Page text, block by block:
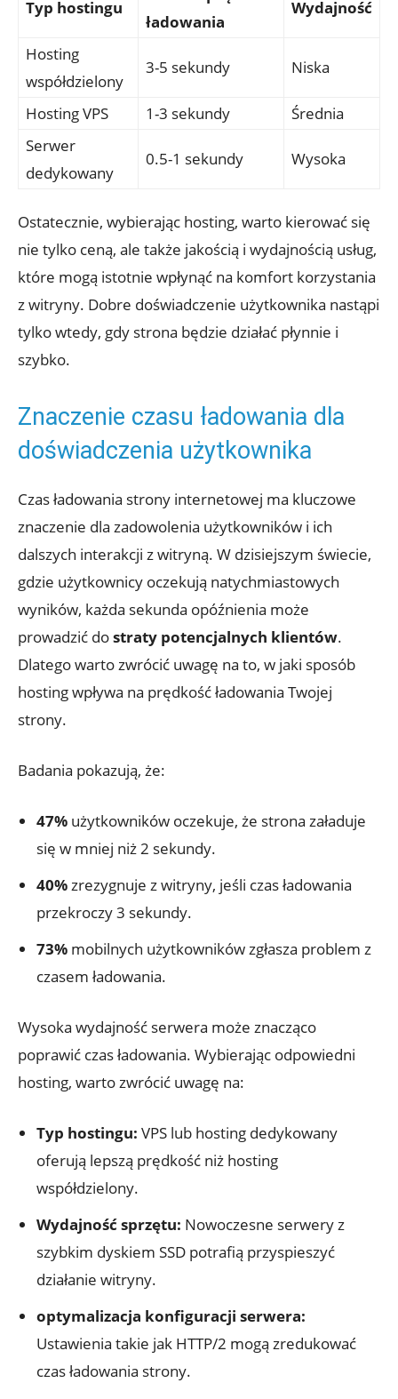
Typ hostingu
ładowania
Wydajność
Hosting
współdzielony
3-5 sekundy Niska
Hosting VPS 1-3 sekundy
Średnia
Serwer
dedykowany
0.5-1 sekundy Wysoka
Ostatecznie, wybierając hosting, warto kierować się
nie tylko ceną, ale także jakością i wydajnością usług,
które mogą istotnie wpłynąć na komfort korzystania
z witryny. Dobre doświadczenie użytkownika nastąpi
tylko wtedy, gdy strona będzie działać płynnie i
szybko.
Znaczenie czasu ładowania dla
doświadczenia użytkownika
Czas ładowania strony internetowej ma kluczowe
znaczenie dla zadowolenia użytkowników i ich
dalszych interakcji z witryną. W dzisiejszym świecie,
gdzie użytkownicy oczekują natychmiastowych
wyników, każda sekunda opóźnienia może
prowadzić dostraty potencjalnych klientów.
Dlatego warto zwrócić uwagę na to, w jaki sposób
hosting wpływa na prędkość ładowania Twojej
strony.
Badania pokazują, że:
47% użytkowników oczekuje, że strona załaduje
się w mniej niż 2 sekundy.
40%zrezygnuje z witryny, jeśli czas ładowania
przekroczy 3 sekundy.
73% mobilnych użytkowników zgłasza problem z
czasem ładowania.
Wysoka wydajność serwera może znacząco
poprawić czas ładowania. Wybierając odpowiedni
hosting, warto zwrócić uwagę na:
Typ hostingu: VPS lub hosting dedykowany
oferują lepszą prędkość niż hosting
współdzielony.
Wydajność sprzętu: Nowoczesne serwery z
szybkim dyskiem SSD potrafią przyspieszyć
działanie witryny.
optymalizacja konfiguracji serwera:
Ustawienia takie jak HTTP/2 mogą zredukować
czas ładowania strony.